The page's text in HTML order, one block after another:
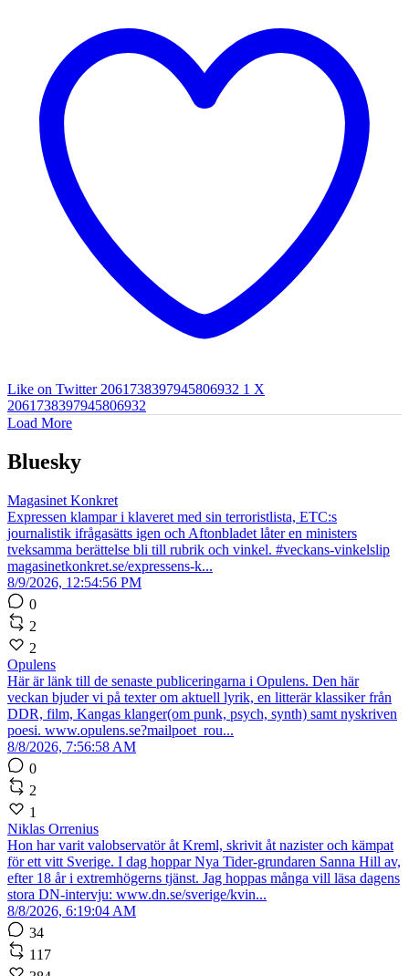
Like on Twitter 2061738397945806932 1 X
2061738397945806932
Load More
Bluesky
Magasinet Konkret
Expressen klampar i klaveret med sin terroristlista, ETC:s
journalistik ifrågasätts igen och Aftonbladet låter en ministers
tveksamma berättelse bli till rubrik och vinkel. #veckans-vinkelslip
magasinetkonkret.se/expressens-k...
8/9/2026, 12:54:56 PM
0
2
2
Opulens
Här är länk till de senaste publiceringarna i Opulens. Den här
veckan bjuder vi på texter om aktuell lyrik, en litterär klassiker från
DDR, film, Kangas klanger(om punk, psych, synth) samt nyskriven
poesi. www.opulens.se?mailpoet_rou...
8/8/2026, 7:56:58 AM
0
2
1
Niklas Orrenius
Hon har varit valobservatör åt Kreml, skrivit åt nazister och kämpat
för ett vitt Sverige. I dag hoppar Nya Tider-grundaren Sanna Hill av,
efter 18 år i extremhögerns tjänst. Jag hoppas många vill läsa dagens
stora DN-intervju: www.dn.se/sverige/kvin...
8/8/2026, 6:19:04 AM
34
117